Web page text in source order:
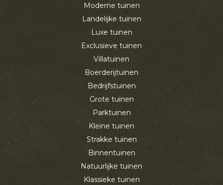
Moderne tuinen
Landelijke tuinen
Luxe tuinen
Exclusieve tuinen
Villatuinen
Boerderijtuinen
Bedrijfstuinen
Grote tuinen
Parktuinen
Kleine tuinen
Strakke tuinen
Binnentuinen
Natuurlijke tuinen
Klassieke tuinen